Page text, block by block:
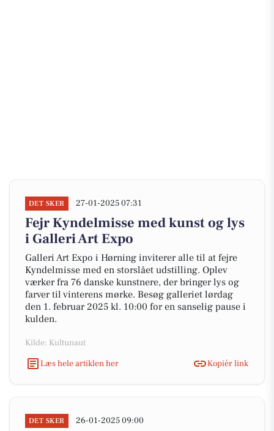
DET SKER 27-01-2025 07:31
Fejr Kyndelmisse med kunst og lys
i Galleri Art Expo
Galleri Art Expo i Hørning inviterer alle til at fejre
Kyndelmisse med en storslået udstilling. Oplev
værker fra 76 danske kunstnere, der bringer lys og
farver til vinterens mørke. Besøg galleriet lørdag
den 1. februar 2025 kl. 10:00 for en sanselig pause i
kulden.
Kilde: Kultunaut
Læs hele artiklen her
Kopiér link
DET SKER 26-01-2025 09:00